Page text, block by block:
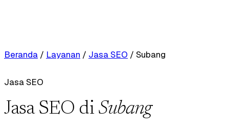
Beranda / Layanan / Jasa SEO / Subang
Jasa SEO
Jasa SEO di Subang